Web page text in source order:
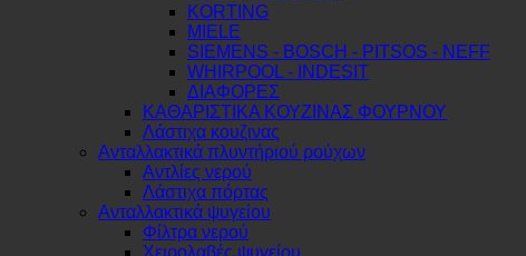
KORTING
MIELE
SIEMENS - BOSCH - PITSOS - NEFF
WHIRPOOL - INDESIT
ΔΙΑΦΟΡΕΣ
ΚΑΘΑΡΙΣΤΙΚΑ ΚΟΥΖΙΝΑΣ ΦΟΥΡΝΟΥ
Λάστιχα κουζινας
Ανταλλακτικά πλυντήριού ρούχων
Αντλίες νερού
Λάστιχα πόρτας
Ανταλλακτικά ψυγείου
Φίλτρα νερού
Χειρολαβές ψυγείου